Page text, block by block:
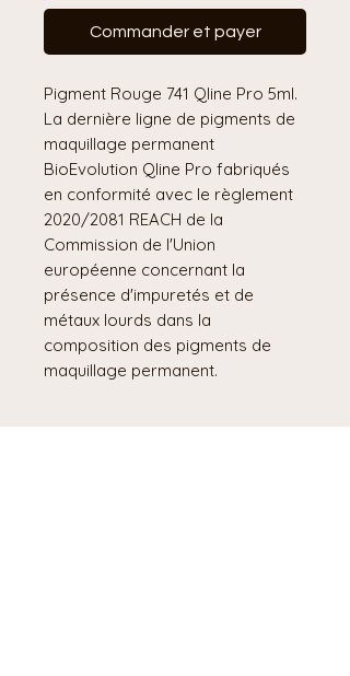
Commander et payer
Pigment Rouge 741 Qline Pro 5ml.
La dernière ligne de pigments de
maquillage permanent
BioEvolution Qline Pro fabriqués
en conformité avec le règlement
2020/2081 REACH de la
Commission de l'Union
européenne concernant la
présence d'impuretés et de
métaux lourds dans la
composition des pigments de
maquillage permanent.